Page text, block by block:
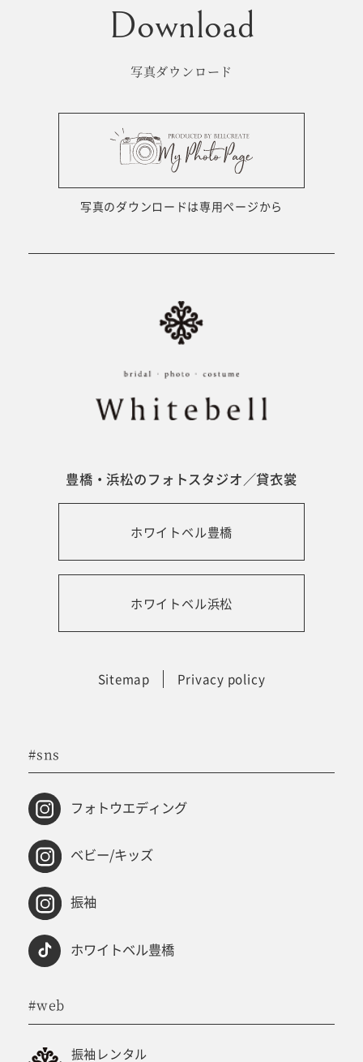
写真ダウンロード
写真のダウンロードは専用ページから
豊橋・浜松のフォトスタジオ／貸衣裳
ホワイトベル豊橋
ホワイトベル浜松
Sitemap Privacy policy
#sns
フォトウエディング
ベビー/キッズ
振袖
ホワイトベル豊橋
#web
振袖レンタル